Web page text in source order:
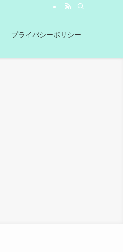
プライバシーポリシー